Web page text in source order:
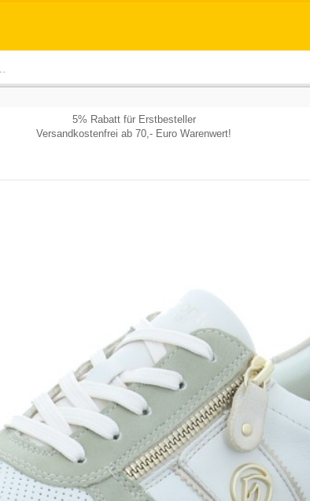
5% Rabatt für Erstbesteller
Versandkostenfrei ab 70,- Euro Warenwert!